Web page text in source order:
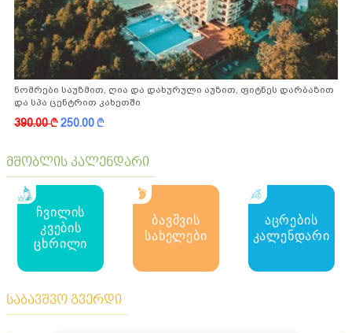
ნომრები საუზმით, ღია და დახურული აუზით, ფიტნეს დარბაზით
და სპა ცენტრით კახეთში
390.00k250.00k
მშობლის კალენდარი
ჩვილის
კვების
ცხრილი
ბავშვის
სახელები
აცრების
კალენდარი
საბავშვო გვერდი